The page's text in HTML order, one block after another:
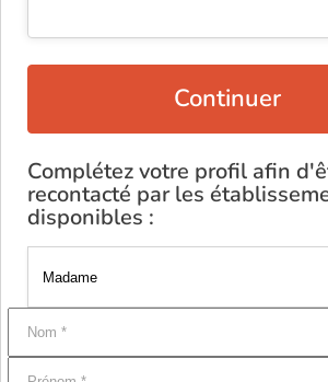
Continuer
Complétez votre profil afin
recontacté par les
disponibles :